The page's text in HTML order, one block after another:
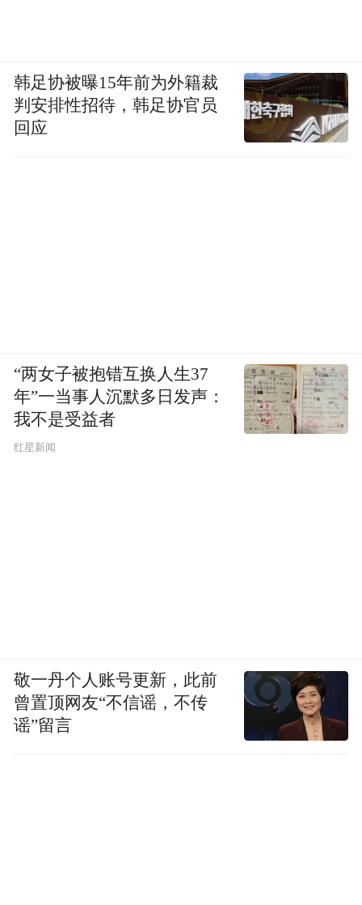
韩足协被曝15年前为外籍裁
判安排性招待，韩足协官员
回应
“两女子被抱错互换人生37
年”一当事人沉默多日发声：
我不是受益者
红星新闻
敬一丹个人账号更新，此前
曾置顶网友“不信谣，不传
谣”留言